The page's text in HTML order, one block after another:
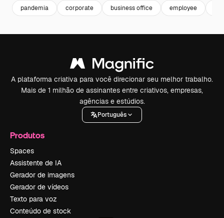
pandemia corporate business office employee
A plataforma criativa para você direcionar seu melhor trabalho.
Mais de 1 milhão de assinantes entre criativos, empresas,
agências e estúdios.
Português
Produtos
Spaces
Assistente de IA
Gerador de imagens
Gerador de vídeos
Texto para voz
Conteúdo de stock